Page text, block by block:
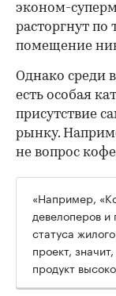
эконом-
расторгнут по
помещение
Однако среди
есть особая
присутствие
рынку.
не вопрос
«Например,
девелоперов
статуса
проект,
продукт